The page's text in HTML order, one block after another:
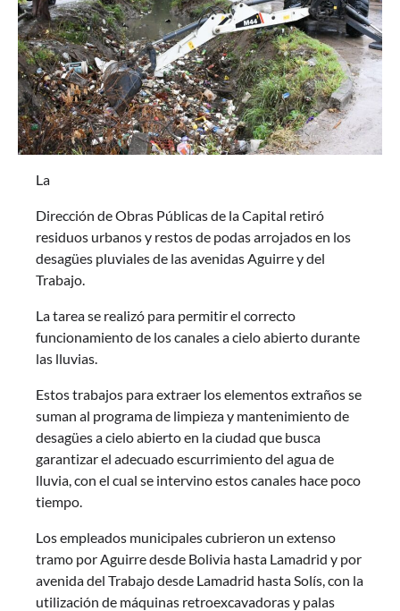
La
Dirección de Obras Públicas de la Capital retiró
residuos urbanos y restos de podas arrojados en los
desagües pluviales de las avenidas Aguirre y del
Trabajo.
La tarea se realizó para permitir el correcto
funcionamiento de los canales a cielo abierto durante
las lluvias.
Estos trabajos para extraer los elementos extraños se
suman al programa de limpieza y mantenimiento de
desagües a cielo abierto en la ciudad que busca
garantizar el adecuado escurrimiento del agua de
lluvia, con el cual se intervino estos canales hace poco
tiempo.
Los empleados municipales cubrieron un extenso
tramo por Aguirre desde Bolivia hasta Lamadrid y por
avenida del Trabajo desde Lamadrid hasta Solís, con la
utilización de máquinas retroexcavadoras y palas